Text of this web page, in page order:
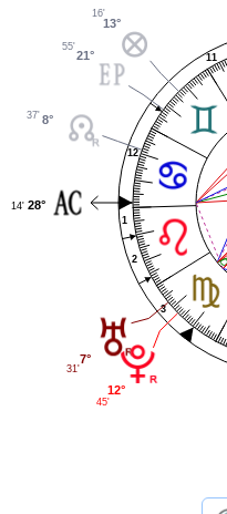
1
2
3
11
12
13°
16'
21°
55'
8°
37'
28°
14'
7°
31'
12°
45'